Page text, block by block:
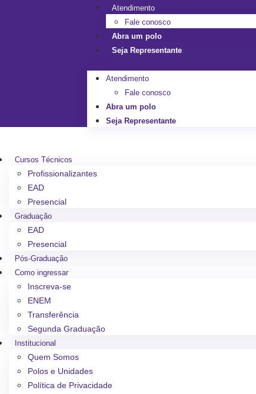
Atendimento
Fale conosco
Abra um polo
Seja Representante
Atendimento
Fale conosco
Abra um polo
Seja Representante
Cursos Técnicos
Profissionalizantes
EAD
Presencial
Graduação
EAD
Presencial
Pós-Graduação
Como ingressar
Inscreva-se
ENEM
Transferência
Segunda Graduação
Institucional
Quem Somos
Polos e Unidades
Política de Privacidade